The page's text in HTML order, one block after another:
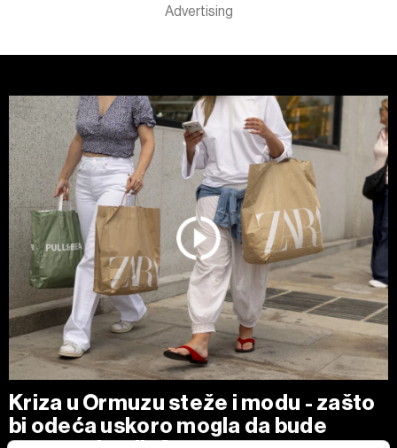
Kriza u Ormuzu steže i modu - zašto
bi odeća uskoro mogla da bude